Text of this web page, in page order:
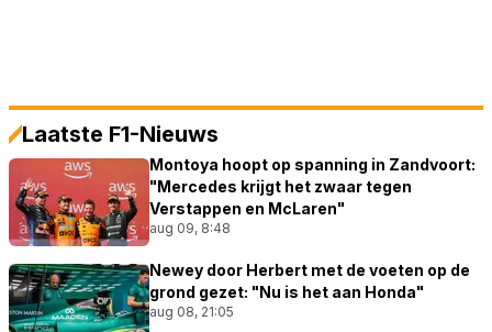
Laatste F1-Nieuws
Montoya hoopt op spanning in Zandvoort:
"Mercedes krijgt het zwaar tegen
Verstappen en McLaren"
aug 09, 8:48
Newey door Herbert met de voeten op de
grond gezet: "Nu is het aan Honda"
aug 08, 21:05